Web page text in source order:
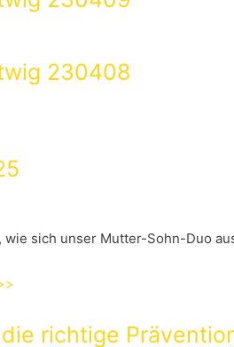
230408
sich unser Mutter-Sohn-Duo
richtige